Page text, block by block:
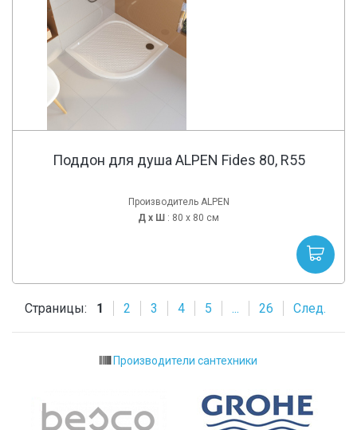
Поддон для душа ALPEN Fides 80, R55
Производитель ALPEN
Д х Ш : 80 x 80 см
Страницы: 1 2 3 4 5 ... 26 След.
Производители сантехники